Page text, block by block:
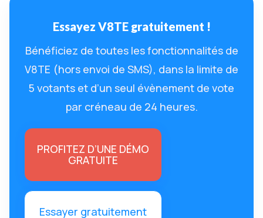
Essayez V8TE gratuitement !
Bénéficiez de toutes les fonctionnalités de
V8TE (hors envoi de SMS), dans la limite de
5 votants et d’un seul évènement de vote
par créneau de 24 heures.
PROFITEZ D’UNE DÉMO
GRATUITE
Essayer gratuitement